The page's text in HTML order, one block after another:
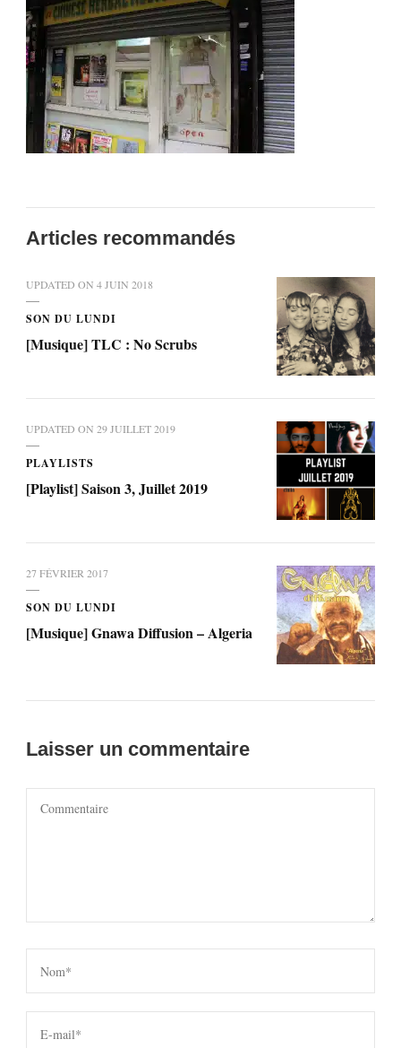
Articles recommandés
UPDATED ON 4 JUIN 2018
SON DU LUNDI
[Musique] TLC : No Scrubs
UPDATED ON 29 JUILLET 2019
PLAYLISTS
[Playlist] Saison 3, Juillet 2019
27 FÉVRIER 2017
SON DU LUNDI
[Musique] Gnawa Diffusion – Algeria
Laisser un commentaire